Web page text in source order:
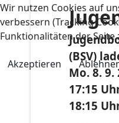
(BSV)
Mo. 8. 9.
17:15
18:15
Wir nutzen Cookies auf
verbessern (Tracking
Funktionalitäten der
Akzeptieren